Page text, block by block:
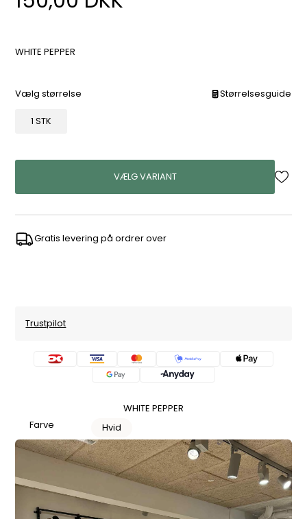
WHITE PEPPER
Vælg størrelse Størrelsesguide
1 STK
VÆLG VARIANT
Gratis levering på ordrer over
Trustpilot
WHITE PEPPER
Farve
Hvid